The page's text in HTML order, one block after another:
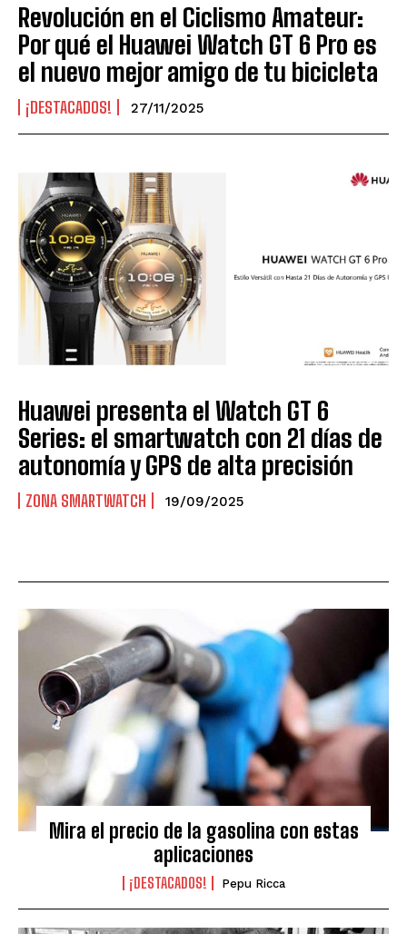
Revolución en el Ciclismo Amateur:
Por qué el Huawei Watch GT 6 Pro es
el nuevo mejor amigo de tu bicicleta
¡DESTACADOS! 27/11/2025
Huawei presenta el Watch GT 6
Series: el smartwatch con 21 días de
autonomía y GPS de alta precisión
ZONA SMARTWATCH 19/09/2025
Mira el precio de la gasolina con estas
aplicaciones
¡DESTACADOS! Pepu Ricca